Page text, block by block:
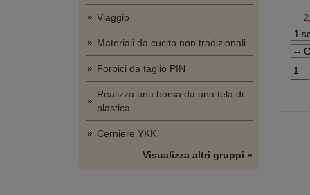
Viaggio
Materiali da cucito non tradizionali
Forbici da taglio PIN
Realizza una borsa da una tela di
plastica
Cerniere YKK
Visualizza altri gruppi »